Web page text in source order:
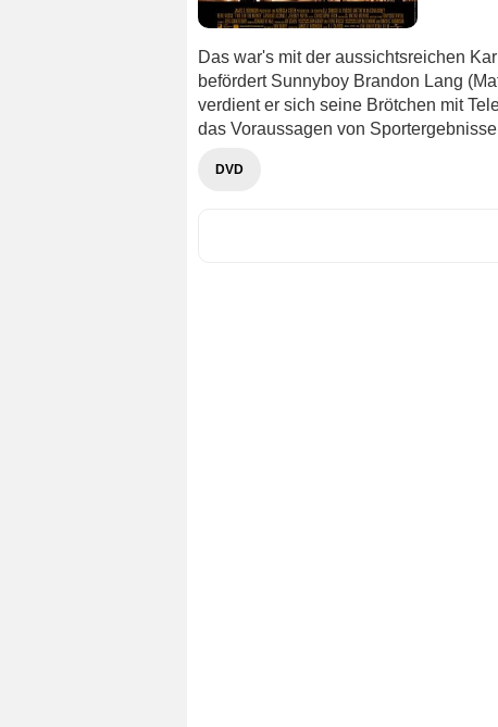
Das war's mit der aussichtsreichen
befördert Sunnyboy Brandon Lang
verdient er sich seine Brötchen mit
das Voraussagen von
DVD